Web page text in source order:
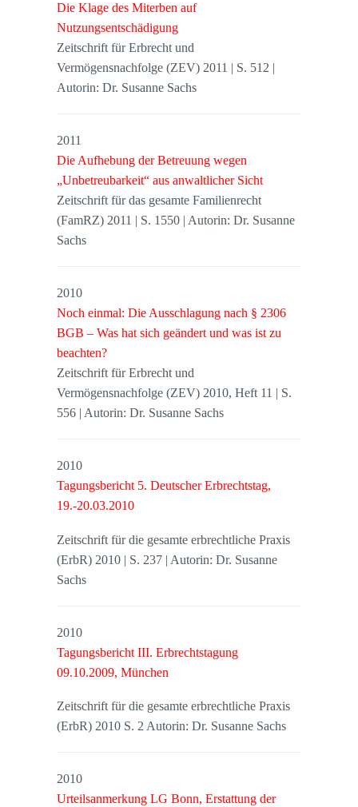
Die Klage des Miterben auf
Nutzungsentschädigung
Zeitschrift für Erbrecht und
Vermögensnachfolge (ZEV) 2011 | S. 512 |
Autorin: Dr. Susanne Sachs
2011
Die Aufhebung der Betreuung wegen
„Unbetreubarkeit“ aus anwaltlicher Sicht
Zeitschrift für das gesamte Familienrecht
(FamRZ) 2011 | S. 1550 | Autorin: Dr. Susanne
Sachs
2010
Noch einmal: Die Ausschlagung nach § 2306
BGB – Was hat sich geändert und was ist zu
beachten?
Zeitschrift für Erbrecht und
Vermögensnachfolge (ZEV) 2010, Heft 11 | S.
556 | Autorin: Dr. Susanne Sachs
2010
Tagungsbericht 5. Deutscher Erbrechtstag,
19.-20.03.2010
Zeitschrift für die gesamte erbrechtliche Praxis
(ErbR) 2010 | S. 237 | Autorin: Dr. Susanne
Sachs
2010
Tagungsbericht III. Erbrechtstagung
09.10.2009, München
Zeitschrift für die gesamte erbrechtliche Praxis
(ErbR) 2010 S. 2 Autorin: Dr. Susanne Sachs
2010
Urteilsanmerkung LG Bonn, Erstattung der